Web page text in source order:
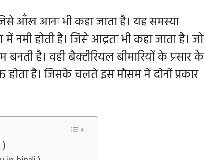
आँख आना भी कहा जाता है। यह समस्या
होती है। जिसे आद्रता भी कहा जाता है। जो
बनती है।वही बैक्टीरियल बीमारियों के प्रसार के
होता है। जिसके चलते इस मौसम मेंदोनों प्रकार